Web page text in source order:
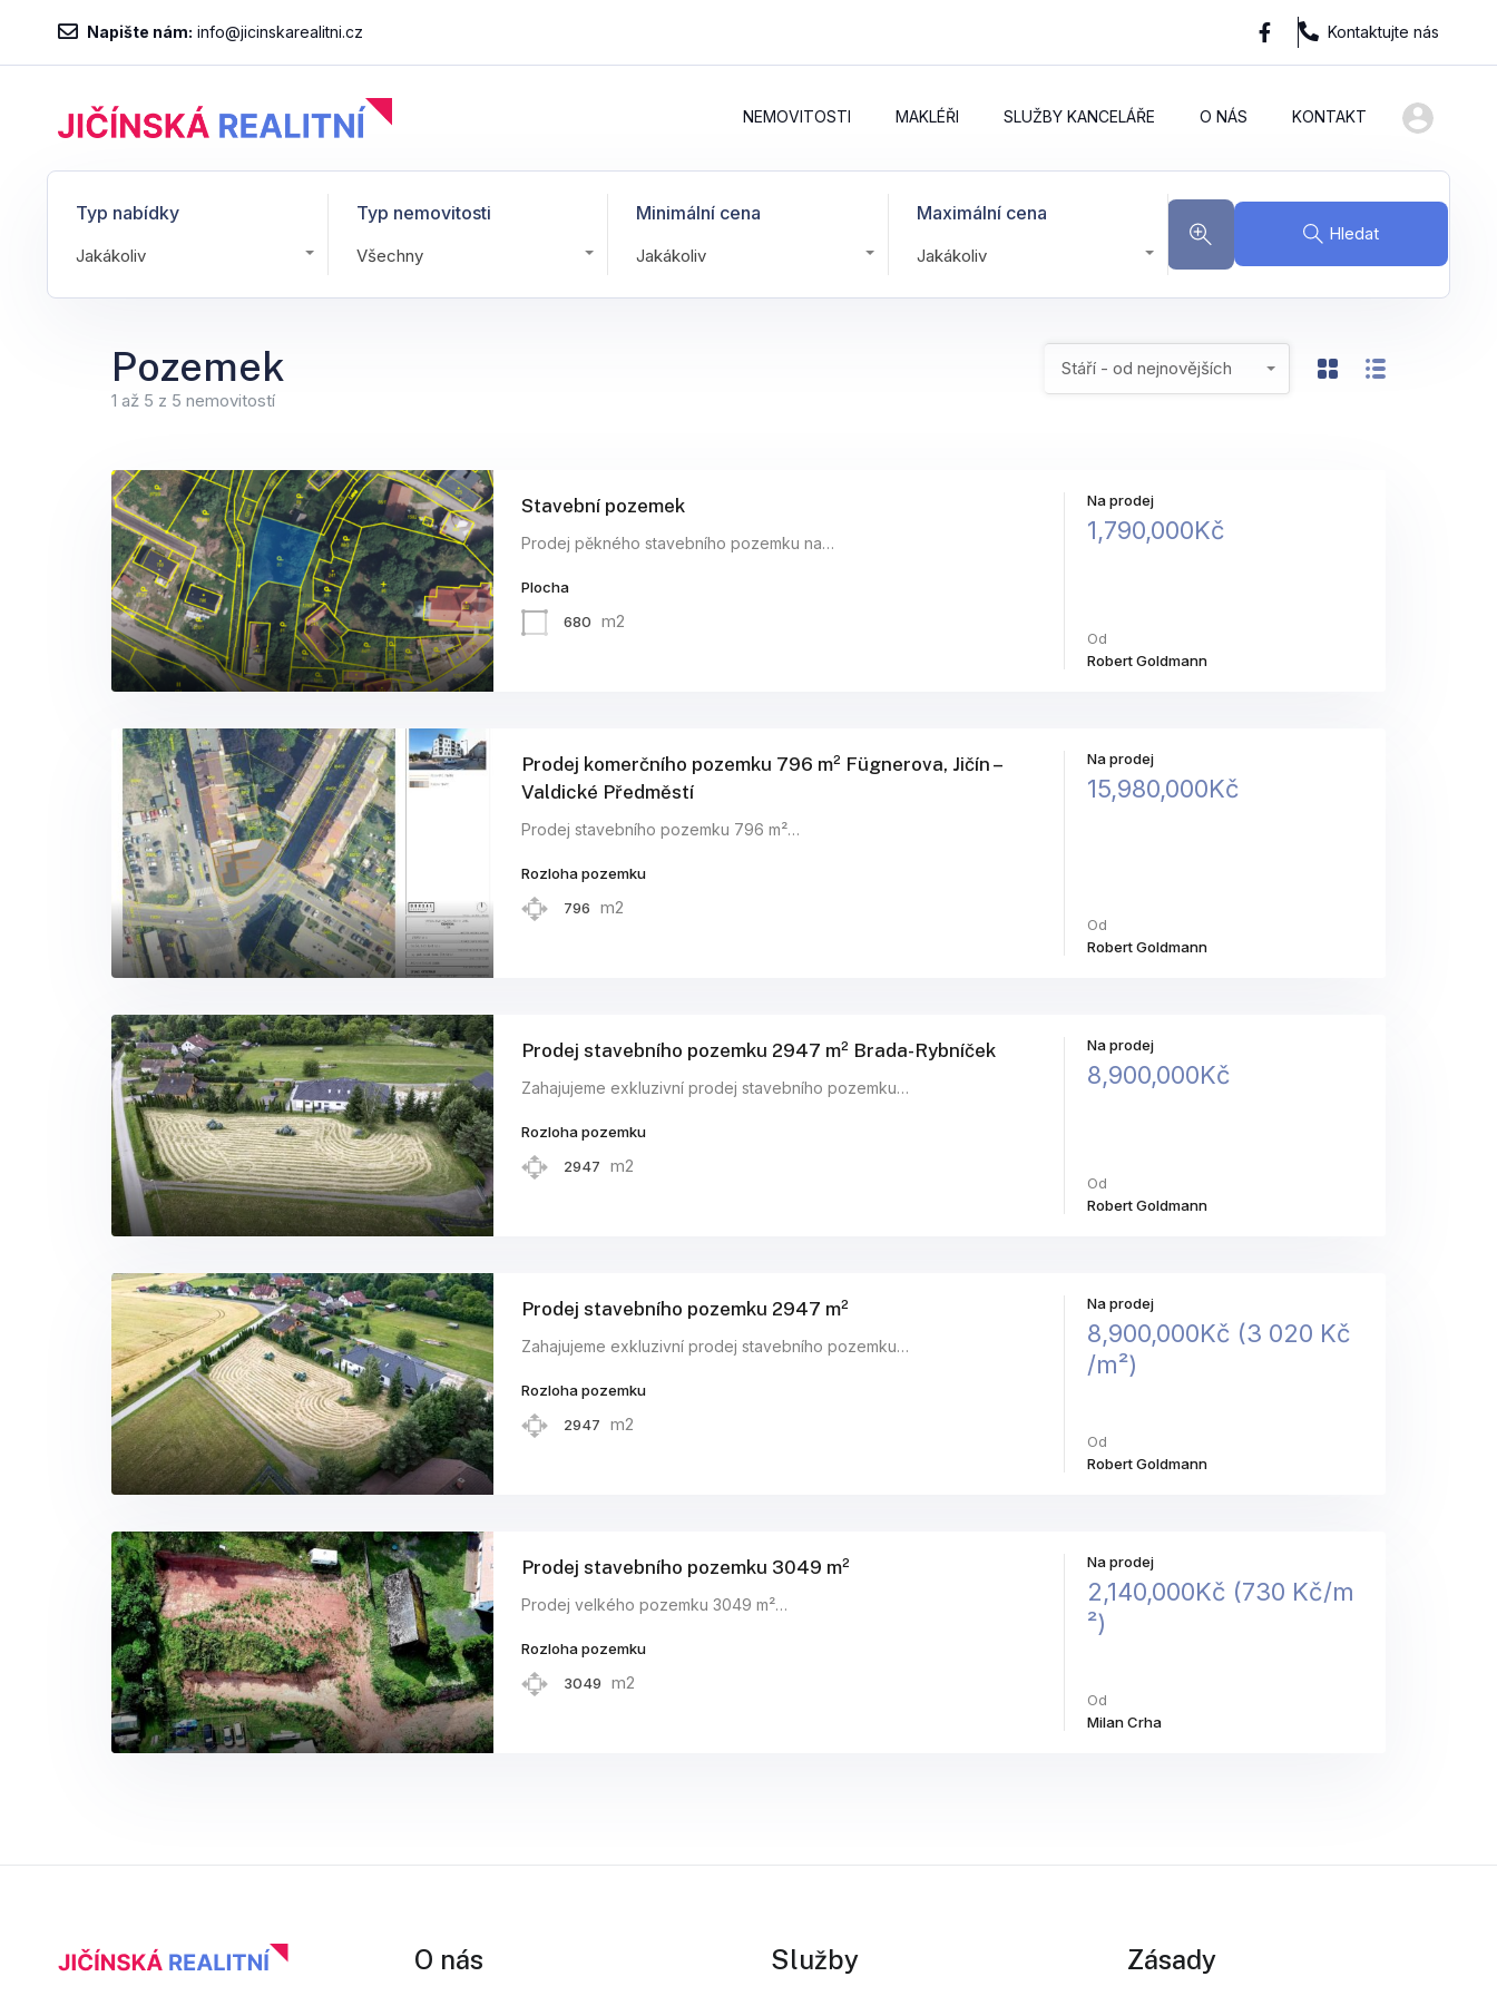
Napište nám: info@jicinskarealitni.cz Kontaktujte nás
NEMOVITOSTI MAKLÉŘI SLUŽBY KANCELÁŘE O NÁS KONTAKT
Typ nabídky
Jakákoliv
Typ nemovitosti
Všechny
Minimální cena
Jakákoliv
Maximální cena
Jakákoliv
Hledat
Pozemek
1 až 5 z 5 nemovitostí
Stáří - od nejnovějších
Stavební pozemek
Prodej pěkného stavebního pozemku na…
Plocha
680
m2
Na prodej
1,790,000Kč
Od
Robert Goldmann
Prodej komerčního pozemku 796 m² Fügnerova, Jičín –
Valdické Předměstí
Prodej stavebního pozemku 796 m²…
Rozloha pozemku
796
m2
Na prodej
15,980,000Kč
Od
Robert Goldmann
Prodej stavebního pozemku 2947 m² Brada-Rybníček
Zahajujeme exkluzivní prodej stavebního pozemku…
Rozloha pozemku
2947
m2
Na prodej
8,900,000Kč
Od
Robert Goldmann
Prodej stavebního pozemku 2947 m²
Zahajujeme exkluzivní prodej stavebního pozemku…
Rozloha pozemku
2947
m2
Na prodej
8,900,000Kč (​3​ ​0​2​0​ ​K​č​
/​m​²​)​
Od
Robert Goldmann
Prodej stavebního pozemku 3049 m²
Prodej velkého pozemku 3049 m²…
Rozloha pozemku
3049
m2
Na prodej
2,140,000Kč (​7​3​0​ ​K​č​/​m​
²​)​
Od
Milan Crha
O nás Služby Zásady